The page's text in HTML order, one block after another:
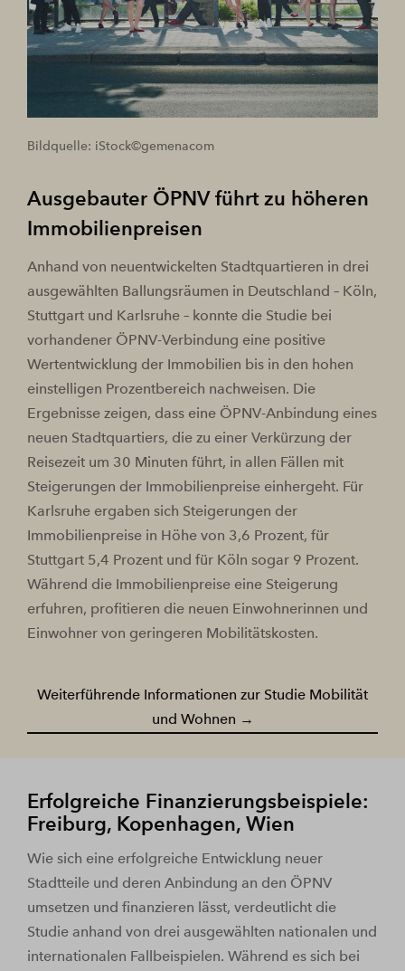
Bildquelle: iStock©gemenacom
Ausgebauter ÖPNV führt zu höheren
Immobilienpreisen
Anhand von neuentwickelten Stadtquartieren in drei
ausgewählten Ballungsräumen in Deutschland – Köln,
Stuttgart und Karlsruhe – konnte die Studie bei
vorhandener ÖPNV-Verbindung eine positive
Wertentwicklung der Immobilien bis in den hohen
einstelligen Prozentbereich nachweisen. Die
Ergebnisse zeigen, dass eine ÖPNV-Anbindung eines
neuen Stadtquartiers, die zu einer Verkürzung der
Reisezeit um 30 Minuten führt, in allen Fällen mit
Steigerungen der Immobilienpreise einhergeht. Für
Karlsruhe ergaben sich Steigerungen der
Immobilienpreise in Höhe von 3,6 Prozent, für
Stuttgart 5,4 Prozent und für Köln sogar 9 Prozent.
Während die Immobilienpreise eine Steigerung
erfuhren, profitieren die neuen Einwohnerinnen und
Einwohner von geringeren Mobilitätskosten.
Weiterführende Informationen zur Studie Mobilität
und Wohnen →
Erfolgreiche Finanzierungsbeispiele:
Freiburg, Kopenhagen, Wien
Wie sich eine erfolgreiche Entwicklung neuer
Stadtteile und deren Anbindung an den ÖPNV
umsetzen und finanzieren lässt, verdeutlicht die
Studie anhand von drei ausgewählten nationalen und
internationalen Fallbeispielen. Während es sich bei